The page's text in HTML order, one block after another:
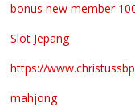
bonus new member
Slot Jepang
https://
mahjong